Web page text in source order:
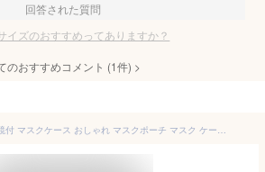
回答された質問
イズのおすすめってありますか？
のおすすめコメント (1件) >
抗菌マスクケース鏡付 マスクケース おしゃれ マスクポーチ マスク ケース 抗菌 かわいい マスク ケース ハード 鏡 ミラー コンパクトミラー 日本製 国産 プラスチック製マスクケース 猫 携帯用マスクケース お出かけ抗菌マスクケース